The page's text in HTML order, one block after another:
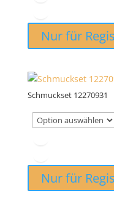
Nur für
Schmuckset 12270931
Nur für